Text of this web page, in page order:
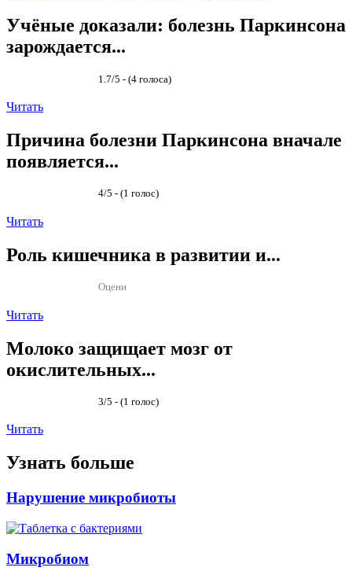
Учёные доказали: болезнь Паркинсона
зарождается...
1.7/5 - (4 голоса)
Читать
Причина болезни Паркинсона вначале
появляется...
4/5 - (1 голос)
Читать
Роль кишечника в развитии и...
Оцени
Читать
Молоко защищает мозг от
окислительных...
3/5 - (1 голос)
Читать
Узнать больше
Нарушение микробиоты
Микробиом